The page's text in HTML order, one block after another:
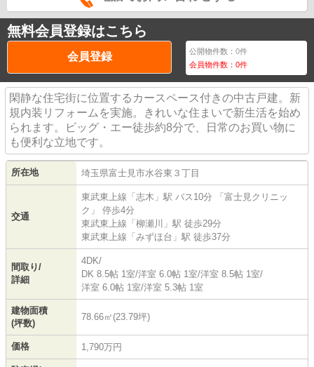
無料会員登録はこちら
会員登録 公開物件数：0件
会員物件数：0件
閑静な住宅街に位置するカースペース付きの中古戸建。新
規内装リフォームを実施。きれいな住まいで新生活を始め
られます。ビッグ・エー徒歩約8分で、日常のお買い物に
も便利な立地です。
所在地 埼玉県富士見市水谷東 ３丁目
交通
東武東上線 「 志木 」駅 バス10分 「富士見クリニッ
ク」 停歩4分
東武東上線 「 柳瀬川 」駅 徒歩29分
東武東上線 「 みずほ台 」駅 徒歩37分
間取り/
詳細
4DK/
DK 8.5帖 1室/洋室 6.0帖 1室/洋室 8.5帖 1室/
洋室 6.0帖 1室/洋室 5.3帖 1室
建物面積
(坪数)
78.66㎡(23.79坪)
価格 1,790万円